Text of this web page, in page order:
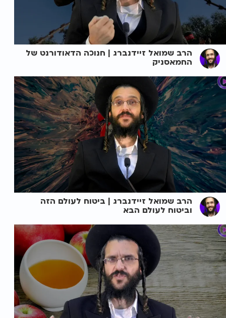
הרב שמואל זיידנברג | חנוכה הדאודורנט של
החמאסניק
הרב שמואל זיידנברג | ביטוח לעולם הזה
וביטוח לעולם הבא